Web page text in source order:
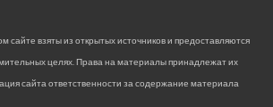
сайте взяты из открытых источников и предоставляются
целях. Права на материалы принадлежат их
сайта ответственности за содержание материала